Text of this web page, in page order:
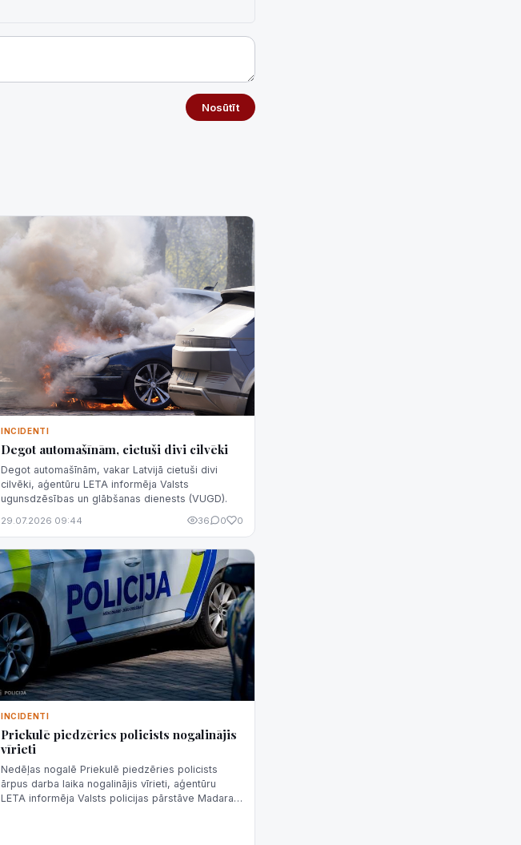
Nosūtīt
INCIDENTI
Degot automašīnām, cietuši divi cilvēki
Degot automašīnām, vakar Latvijā cietuši divi
cilvēki, aģentūru LETA informēja Valsts
ugunsdzēsības un glābšanas dienests (VUGD).
29.07.2026 09:44 36 0 0
INCIDENTI
Priekulē piedzēries policists nogalinājis
vīrieti
Nedēļas nogalē Priekulē piedzēries policists
ārpus darba laika nogalinājis vīrieti, aģentūru
LETA informēja Valsts policijas pārstāve Madara